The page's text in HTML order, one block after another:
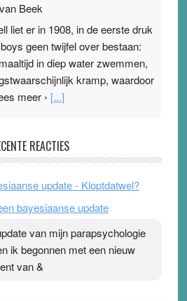
Beek
liet er in 1908, in de eerste druk
geen twijfel over bestaan:
in diep water zwemmen,
kramp, waardoor
meer › [...]
van Beek
ermee hun hartslag te verlagen
opnemen. Daarop heeft zo’n
zijn. Door…Lees meer
topspsort ›[...]
REACTIES
update - Kloptdatwel?
bayesiaanse update
van mijn parapsychologie
ik begonnen met een nieuw
van &